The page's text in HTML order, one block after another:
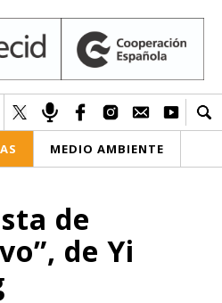
MEDIO AMBIENTE
de
de Yi